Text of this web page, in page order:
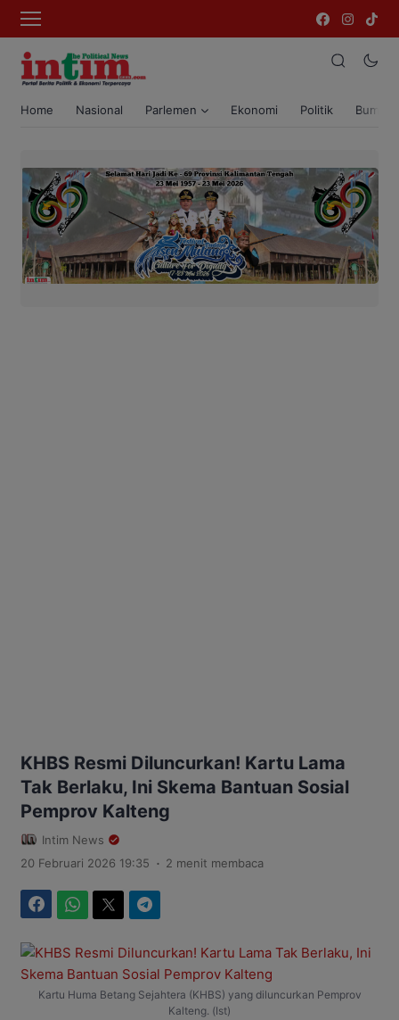
Home Nasional Parlemen Ekonomi Politik Bumi
KHBS Resmi Diluncurkan! Kartu Lama
Tak Berlaku, Ini Skema Bantuan Sosial
Pemprov Kalteng
Intim News
20 Februari 2026 19:35 . 2 menit membaca
Kartu Huma Betang Sejahtera (KHBS) yang diluncurkan Pemprov
Kalteng. (Ist)